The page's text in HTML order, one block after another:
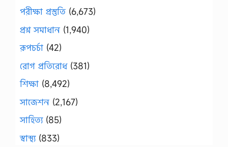
পরীক্ষা প্রস্তুতি (6,673)
প্রশ্ন সমাধান (1,940)
রূপচর্চা (42)
রোগ প্রতিরোধ(381)
শিক্ষা (8,492)
সাজেশন (2,167)
সাহিত্য(85)
স্বাস্থ্য(833)